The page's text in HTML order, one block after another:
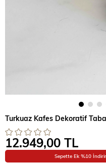
Turkuaz Kafes Dekoratif
12.949,00 TL
Sepette Ek %10